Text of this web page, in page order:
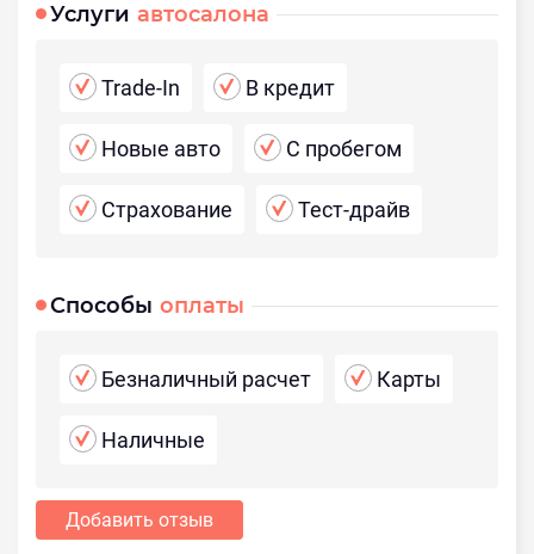
Услуги автосалона
Trade-In В кредит
Новые авто С пробегом
Страхование Тест-драйв
Способы оплаты
Безналичный расчет Карты
Наличные
Добавить отзыв